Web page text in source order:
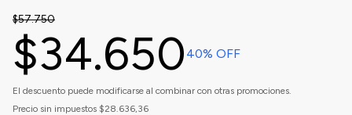
$57.750
$34.650 40% OFF
El descuento puede modificarse al combinar con otras promociones.
Precio sin impuestos $28.636,36